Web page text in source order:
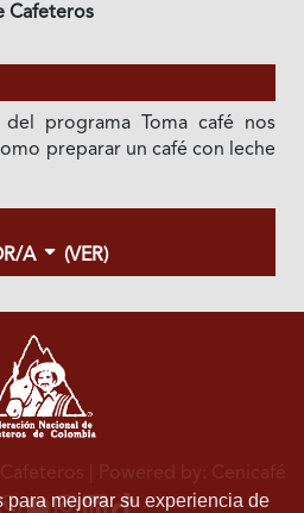
Cafeteros
programa Toma café nos
preparar un café con leche
A (VER)
para mejorar su experiencia de
| Powered by: Cenicafé